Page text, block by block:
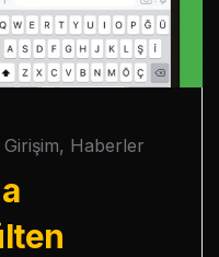
Girişim, Haberler